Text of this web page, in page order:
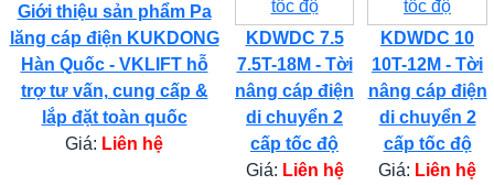
Giới thiệu sản phẩm Pa
lăng cáp điện KUKDONG
Hàn Quốc - VKLIFT hỗ
trợ tư vấn, cung cấp &
lắp đặt toàn quốc
Giá: Liên hệ
KDWDC 7.5
7.5T-18M - Tời
nâng cáp điện
di chuyển 2
cấp tốc độ
Giá: Liên hệ
KDWDC 10
10T-12M - Tời
nâng cáp điện
di chuyển 2
cấp tốc độ
Giá: Liên hệ